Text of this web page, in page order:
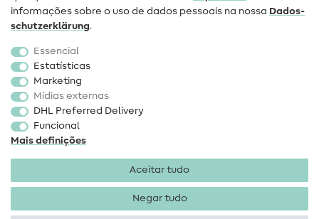
Popular
Tecidos
Acessórios de costura
Promoção
informações sobre o uso de dados pessoais na nossa Dados­
schutz­erklärung.
Essencial
Estatísticas
Marketing
Mídias externas
DHL Preferred Delivery
Funcional
Mais definições
Aceitar tudo
Negar tudo
Proteção de dados
condições
Direito de rescisão